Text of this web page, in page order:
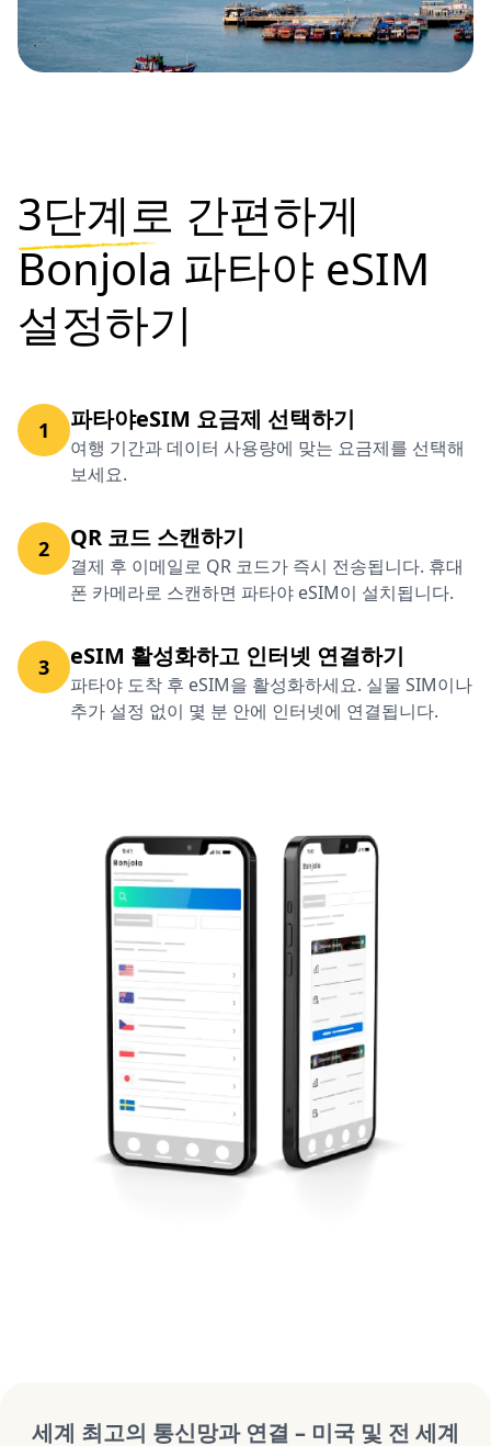
3단계로 간편하게
Bonjola 파타야 eSIM
설정하기
1 파타야eSIM 요금제 선택하기
여행 기간과 데이터 사용량에 맞는 요금제를 선택해
보세요.
2 QR 코드 스캔하기
결제 후 이메일로 QR 코드가 즉시 전송됩니다. 휴대
폰 카메라로 스캔하면 파타야 eSIM이 설치됩니다.
3 eSIM 활성화하고 인터넷 연결하기
파타야 도착 후 eSIM을 활성화하세요. 실물 SIM이나
추가 설정 없이 몇 분 안에 인터넷에 연결됩니다.
세계 최고의 통신망과 연결 – 미국 및 전 세계